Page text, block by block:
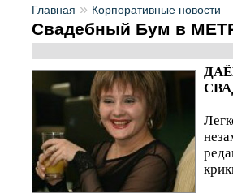
Главная » Корпоративные новости
Свадебный Бум в